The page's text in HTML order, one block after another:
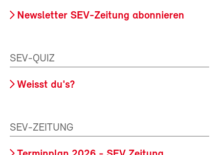
Newsletter SEV-Zeitung abonnieren
SEV-QUIZ
Weisst du's?
SEV-ZEITUNG